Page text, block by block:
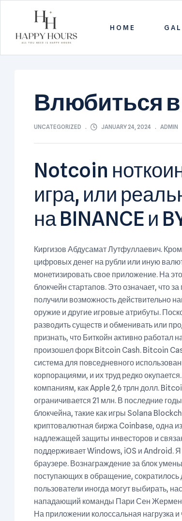
Happy
HOME
Влюбиться
CATEGORIES
UNCATEGORIZED JANUARY 24, 2024 ADMIN
Notcoin
игра, или
на BINANCE и
Киргизов Абдусамат Лутфуллаевич.
цифровых денег на рубли или иную
монетизировать свое приложение. На
блокчейн стартапов. Это означает, что
получили возможность действительно
оружие и другие игровые атрибуты.
разводить существ и обменивать или
признать, что Биткойн активно
произошел форк Bitcoin Cash. Bitcoin
система для повседневного
корпорациями, и их труд редко
компаниям, как Apple 2,6 трлн долл.
ограничивается 21 млн. В последние
блокчейна, такие как игры Solana
криптовалютная биржа Coinbase, одна
надлежащей защиты инвесторов и
поддерживает Windows, iOS и Android.
браузере. Вознаграждение за блок
поступающих в обращение, сократилось
пользователи иногда могут выбирать,
нападающий команды Пари Сен Жермен,
На приложении колоссальная нагрузка